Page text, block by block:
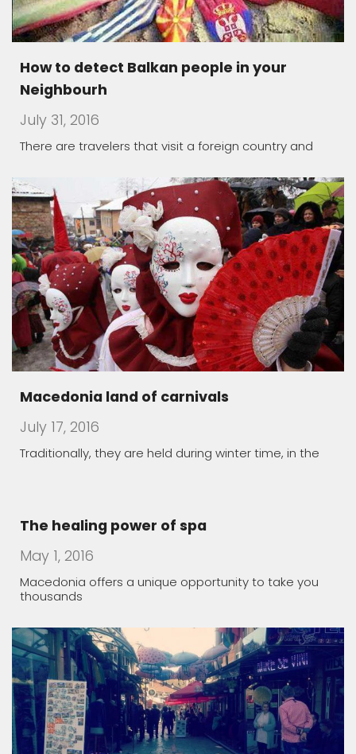
How to detect Balkan people in your
Neighbourh
July 31, 2016
There are travelers that visit a foreign country and
Macedonia land of carnivals
July 17, 2016
Traditionally, they are held during winter time, in the
The healing power of spa
May 1, 2016
Macedonia offers a unique opportunity to take you
thousands